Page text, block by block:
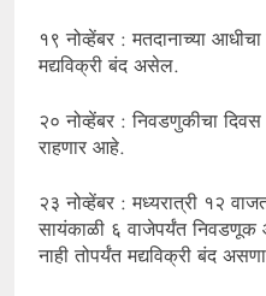
१९ नोव्हेंबर : मतदानाच्या
मद्यविक्री बंद असेल.
२० नोव्हेंबर : निवडणुकीचा
राहणार आहे.
२३ नोव्हेंबर : मध्यरात्री १२
सायंकाळी ६ वाजेपर्यंत निवडणूक
नाही तोपर्यंत मद्यविक्री बंद